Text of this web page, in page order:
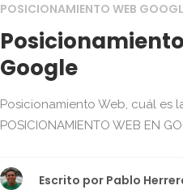
POSICIONAMIENTO WEB
Google
Posicionamiento Web, cuál es
POSICIONAMIENTO WEB EN
Escrito por Pablo